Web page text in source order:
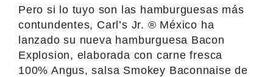
Pero si lo tuyo son las hamburguesas más
contundentes, Carl’s Jr. ® México ha
lanzado su nueva hamburguesa Bacon
Explosion, elaborada con carne fresca
100% Angus, salsa Smokey Baconnaise de